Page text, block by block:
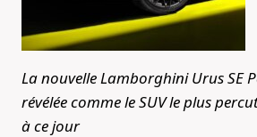
La nouvelle Lamborghini Urus SE
révélée comme le SUV le plus
à ce jour